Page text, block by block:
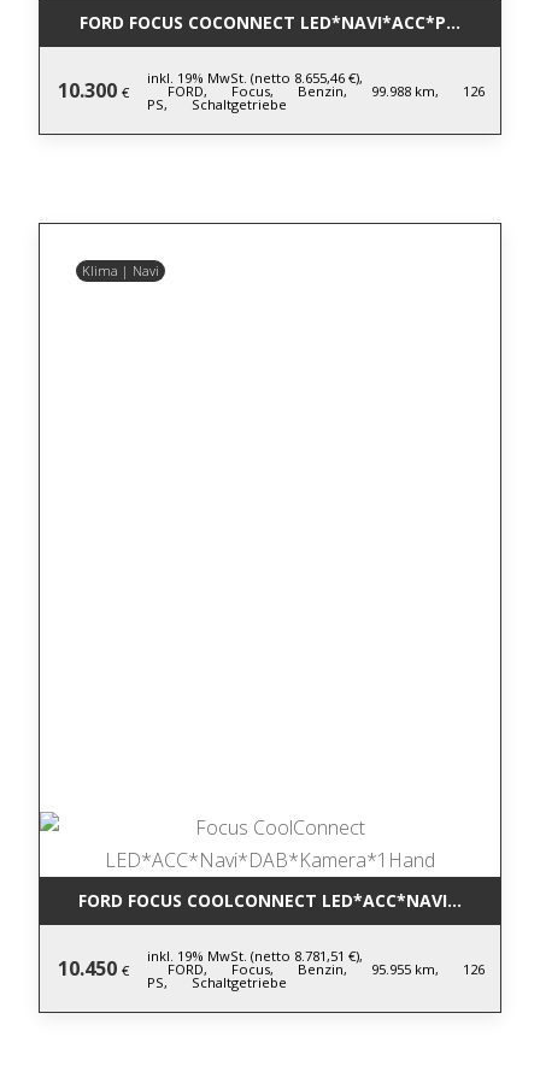
FORD FOCUS COCONNECT
10.300 €
inkl. 19% MwSt. (netto 8.655,46 €),
FORD, Focus, Benzin, 99.988 km, 126
PS, Schaltgetriebe
Klima | Navi
FORD FOCUS COOLCONNECT
10.450 €
inkl. 19% MwSt. (netto 8.781,51 €),
FORD, Focus, Benzin, 95.955 km, 126
PS, Schaltgetriebe